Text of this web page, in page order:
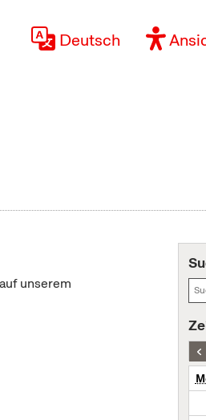
Deutsch
unserem